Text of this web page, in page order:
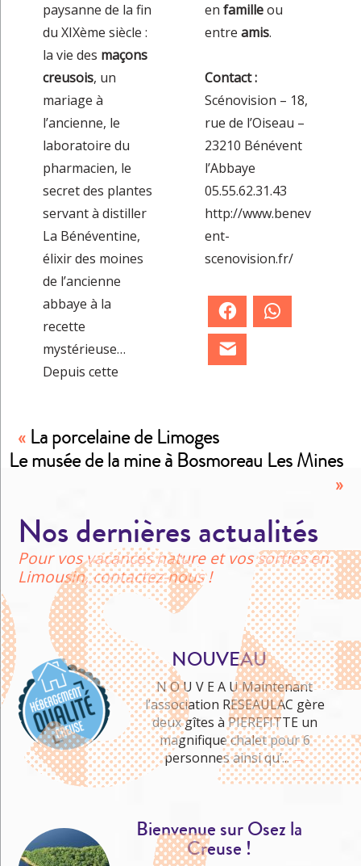
paysanne de la fin
du XIXème siècle :
la vie des maçons
creusois, un
mariage à
l’ancienne, le
laboratoire du
pharmacien, le
secret des plantes
servant à distiller
La Bénéventine,
élixir des moines
de l’ancienne
abbaye à la
recette
mystérieuse…
Depuis cette
en familleou
entre amis.
Contact :
Scénovision – 18,
rue de l’Oiseau –
23210 Bénévent
l’Abbaye
05.55.62.31.43
http://www.benev
ent-
scenovision.fr/
Facebook
« La porcelaine de Limoges
Le musée de la mine à Bosmoreau Les Mines
»
Nos dernières actualités
Pour vos vacances nature et vos sorties en
Limousin, contactez-nous !
NOUVEAU
N O U V E A U Maintenant
l’association RESEAULAC gère
deux gîtes à PIEREFITTE un
magnifique chalet pour 6
personnes ainsi qu’...→
Bienvenue sur Osez la
Creuse !
Me cultiver